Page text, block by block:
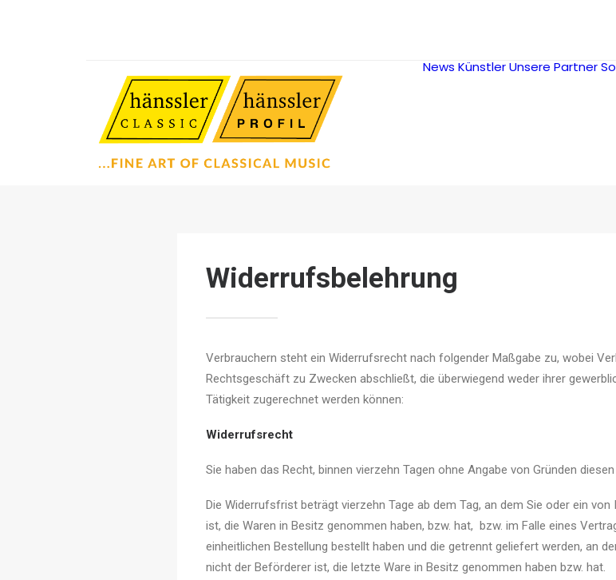
News KünstlerUnsere Partner
Widerrufsbelehrung
Verbrauchern steht ein Widerrufsrecht nach folgender Maßgabe zu, wobei
Rechtsgeschäft zu Zwecken abschließt, die überwiegend weder ihrer
Tätigkeit zugerechnet werden können:
Widerrufsrecht
Sie haben das Recht, binnen vierzehn Tagen ohne Angabe von Gründen
Die Widerrufsfrist beträgt vierzehn Tage ab dem Tag, an dem Sie oder ein
ist, die Waren in Besitz genommen haben, bzw. hat, bzw. im Falle eines
einheitlichen Bestellung bestellt haben und die getrennt geliefert werden, an
nicht der Beförderer ist, die letzte Ware in Besitz genommen haben bzw. hat.